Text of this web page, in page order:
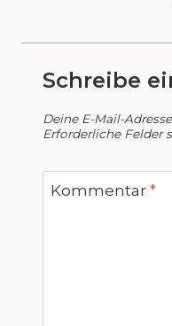
Schreibe
Deine E-Mail-
Erforderliche Felder
Kommentar *